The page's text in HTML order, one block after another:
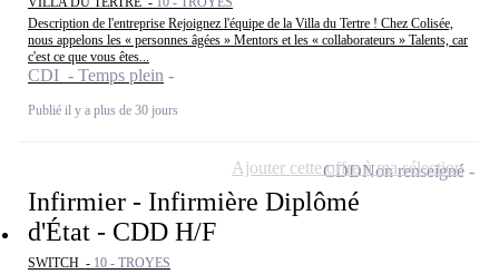
Description de l'entreprise Rejoignez l'équipe de la Villa du Tertre ! Chez Colisée,
nous appelons les « personnes âgées » Mentors et les « collaborateurs » Talents, car
c'est ce que vous êtes...
CDI - Temps plein
Publié il y a plus de 30 jours
Infirmier - Infirmière Diplômé
d'État - CDD H/F
SWITCH - 10 - TROYES
CDDNon renseigné
Ajouter cette offre à ma sélection